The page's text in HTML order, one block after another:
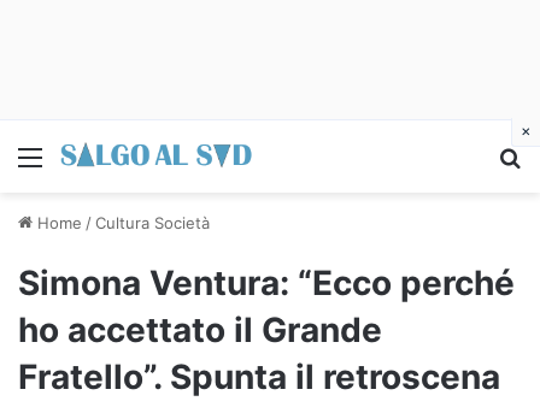
Menu
Home /Cultura Società
Simona Ventura: “Ecco perché
ho accettato il Grande
Fratello”. Spunta il retroscena
×